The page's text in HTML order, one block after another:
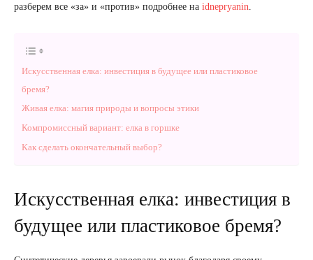
разберем все «за» и «против» подробнее на idnepryanin
Искусственная елка: инвестиция в будущее или пластиковое
бремя?
Живая елка: магия природы и вопросы этики
Компромиссный вариант: елка в горшке
Как сделать окончательный выбор?
Искусственная елка: инвестиция в
будущее или пластиковое бремя?